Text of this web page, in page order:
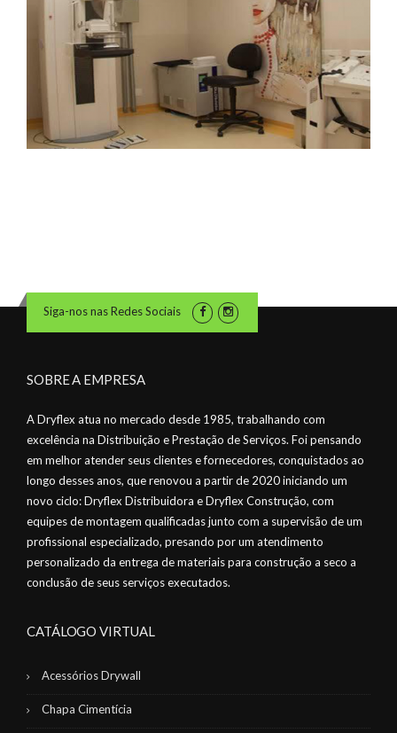
Siga-nos nas Redes Sociais
SOBRE A EMPRESA
A Dryflex atua no mercado desde 1985, trabalhando com
excelência na Distribuição e Prestação de Serviços. Foi pensando
em melhor atender seus clientes e fornecedores, conquistados ao
longo desses anos, que renovou a partir de 2020 iniciando um
novo ciclo: Dryflex Distribuidora e Dryflex Construção, com
equipes de montagem qualificadas junto com a supervisão de um
profissional especializado, presando por um atendimento
personalizado da entrega de materiais para construção a seco a
conclusão de seus serviços executados.
CATÁLOGO VIRTUAL
Acessórios Drywall
Chapa Cimentícia